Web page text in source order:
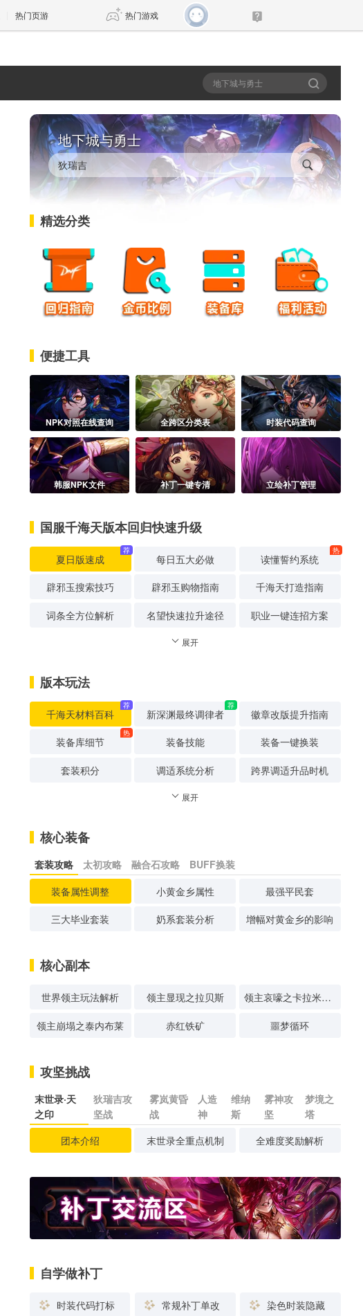
热门页游 热门游戏
天堂 剑网3旗舰版 新天龙八部
王权与自由 诛仙世界 新仙侠5
地下城与勇士
精选分类
便捷工具
NPK对照在线查询 全跨区分类表 时装代码查询
韩服NPK文件 补丁一键专清 立绘补丁管理
国服千海天版本回归快速升级
夏日版速成
荐
每日五大必做 读懂誓约系统
热
辟邪玉搜索技巧 辟邪玉购物指南 千海天打造指南
词条全方位解析 名望快速拉升途径 职业一键连招方案
展开
版本玩法
千海天材料百科
荐
新深渊最终调律者
荐
徽章改版提升指南
装备库细节
热
装备技能 装备一键换装
套装积分 调适系统分析 跨界调适升品时机
展开
核心装备
套装攻略 太初攻略 融合石攻略
BUFF换装
装备属性调整
小黄金乡属性 最强平民套
三大毕业套装 奶系套装分析 增幅对黄金乡的影响
核心副本
世界领主玩法解析 领主显现之拉贝斯 领主哀嚎之卡拉米塔斯
领主崩塌之泰内布莱 赤红铁矿 噩梦循环
攻坚挑战
末世录·天
之印
狄瑞吉攻
坚战
雾岚黄昏
战
人造
神
维纳
斯
雾神攻
坚
梦境之
塔
团本介绍
末世录全重点机制 全难度奖励解析
自学做补丁
时装代码打标 常规补丁单改 染色时装隐藏